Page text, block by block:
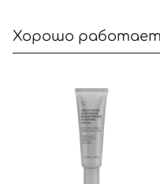
Хорошо